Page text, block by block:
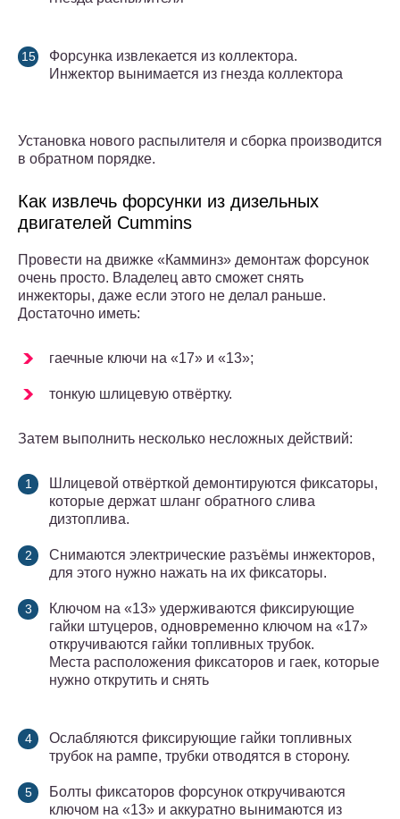
Форсунка извлекается из коллектора.
Инжектор вынимается из гнезда коллектора
Установка нового распылителя и сборка производится
в обратном порядке.
Как извлечь форсунки из дизельных
двигателей Cummins
Провести на движке «Камминз» демонтаж форсунок
очень просто. Владелец авто сможет снять
инжекторы, даже если этого не делал раньше.
Достаточно иметь:
гаечные ключи на «17» и «13»;
тонкую шлицевую отвёртку.
Затем выполнить несколько несложных действий:
Шлицевой отвёрткой демонтируются фиксаторы,
которые держат шланг обратного слива
дизтоплива.
Снимаются электрические разъёмы инжекторов,
для этого нужно нажать на их фиксаторы.
Ключом на «13» удерживаются фиксирующие
гайки штуцеров, одновременно ключом на «17»
откручиваются гайки топливных трубок.
Места расположения фиксаторов и гаек, которые
нужно открутить и снять
Ослабляются фиксирующие гайки топливных
трубок на рампе, трубки отводятся в сторону.
Болты фиксаторов форсунок откручиваются
ключом на «13» и аккуратно вынимаются из